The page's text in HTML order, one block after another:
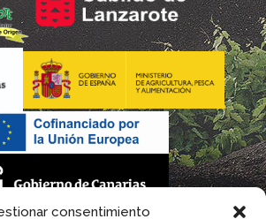
consentimiento